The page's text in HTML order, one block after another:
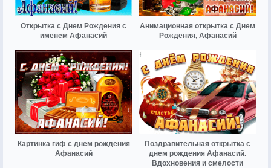
Открытка с Днем Рождения с
именем Афанасий
Анимационная открытка с Днем
Рождения, Афанасий
Картинка гиф с днем рождения
Афанасий
Поздравительная открытка с
днем рождения Афанасий.
Вдохновения и смелости